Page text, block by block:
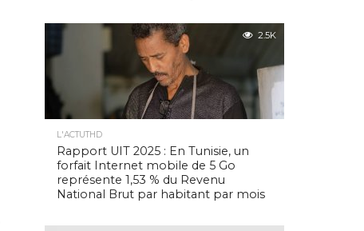
2.5K
L'ACTUTHD
Rapport UIT 2025 : En Tunisie, un
forfait Internet mobile de 5 Go
représente 1,53 % du Revenu
National Brut par habitant par mois